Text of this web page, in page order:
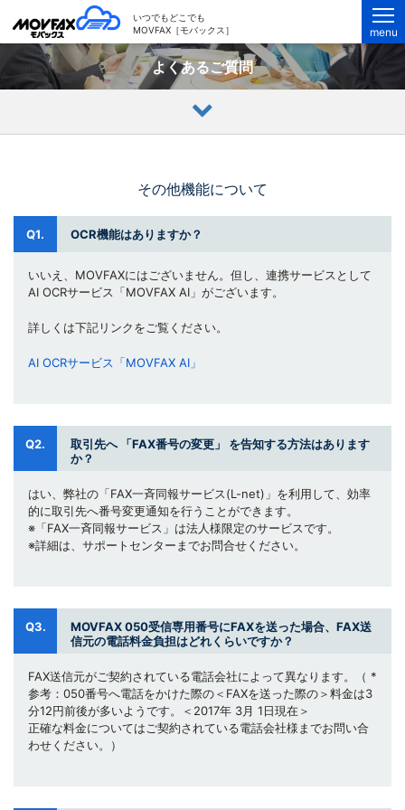
menu
MOVFAX（モバックス）
いつでもどこでも
MOVFAX［モバックス］
よくあるご質問
その他機能について
Q1. OCR機能はありますか？
いいえ、MOVFAXにはございません。但し、連携サービスとして
AI OCRサービス「MOVFAX AI」がございます。
詳しくは下記リンクをご覧ください。
AI OCRサービス「MOVFAX AI」
Q2.
取引先へ 「FAX番号の変更」 を告知する方法はあります
か？
はい、弊社の「FAX一斉同報サービス(L-net)」を利用して、効率
的に取引先へ番号変更通知を行うことができます。
※「FAX一斉同報サービス」は法人様限定のサービスです。
※詳細は、サポートセンターまでお問合せください。
Q3.
MOVFAX 050受信専用番号にFAXを送った場合、FAX送
信元の電話料金負担はどれくらいですか？
FAX送信元がご契約されている電話会社によって異なります。（ *
参考：050番号へ電話をかけた際の＜FAXを送った際の＞料金は3
分12円前後が多いようです。＜2017年 3月 1日現在＞
正確な料金についてはご契約されている電話会社様までお問い合
わせください。）